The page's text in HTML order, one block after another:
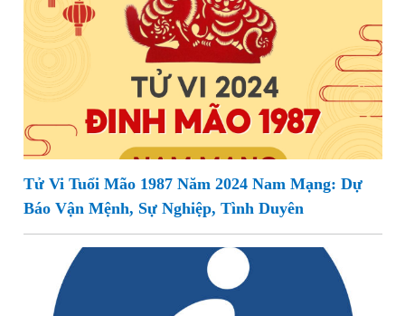
Tử Vi Tuổi Mão 1987 Năm 2024 Nam Mạng: Dự
Báo Vận Mệnh, Sự Nghiệp, Tình Duyên